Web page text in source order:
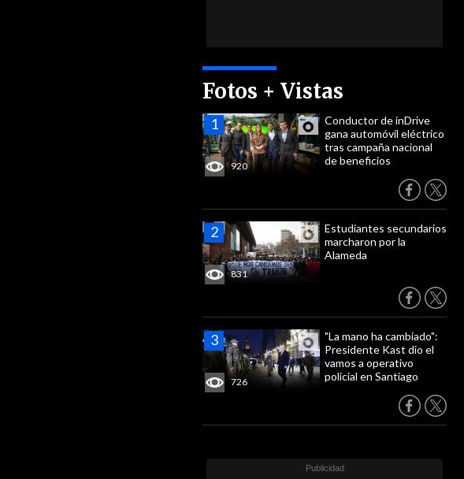
Fotos + Vistas
920
Conductor de inDrive
gana automóvil eléctrico
tras campaña nacional
de beneficios
831
Estudiantes secundarios
marcharon por la
Alameda
726
"La mano ha cambiado":
Presidente Kast dio el
vamos a operativo
policial en Santiago